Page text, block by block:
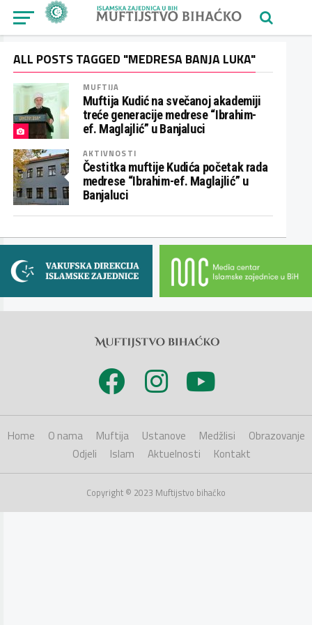
ALL POSTS TAGGED "MEDRESA BANJA LUKA"
MUFTIJA
Muftija Kudić na svečanoj akademiji
treće generacije medrese “Ibrahim-
ef. Maglajlić” u Banjaluci
AKTIVNOSTI
Čestitka muftije Kudića početak rada
medrese “Ibrahim-ef. Maglajlić” u
Banjaluci
Home O nama Muftija Ustanove Medžlisi
Obrazovanje
Odjeli
Islam Aktuelnosti Kontakt
Copyright © 2023 Muftijstvo bihaćko